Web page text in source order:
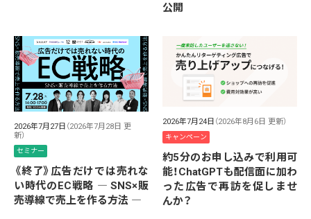
公開
2026年7月27日 （2026年7月28日 更
新）
セミナー
《終了》広告だけでは売れな
い時代のEC戦略 ― SNS×販
売導線で売上を作る方法 ―
2026年7月24日 （2026年8月6日 更新）
キャンペーン
約5分のお申し込みで利用可
能！ChatGPTも配信面に加わ
った広告で再訪を促しませ
んか？